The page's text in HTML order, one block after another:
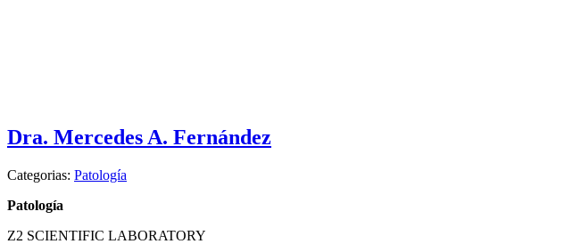
Dra. Mercedes A. Fernández
Categorias: Patología
Patología
Z2 SCIENTIFIC LABORATORY